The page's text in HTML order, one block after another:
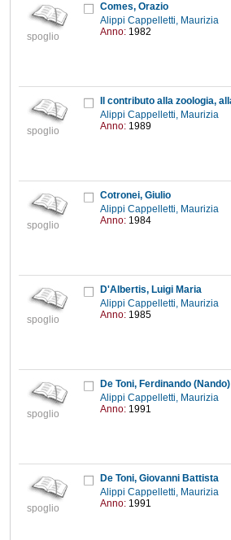
spoglio
Comes, Orazio
Alippi Cappelletti, Maurizia
Anno: 1982
spoglio
Alippi Cappelletti, Maurizia
Anno: 1989
spoglio
Cotronei, Giulio
Alippi Cappelletti, Maurizia
Anno: 1984
spoglio
D'Albertis, Luigi Maria
Alippi Cappelletti, Maurizia
Anno: 1985
spoglio
De Toni, Ferdinando (Nando)
Alippi Cappelletti, Maurizia
Anno: 1991
spoglio
De Toni, Giovanni Battista
Alippi Cappelletti, Maurizia
Anno: 1991